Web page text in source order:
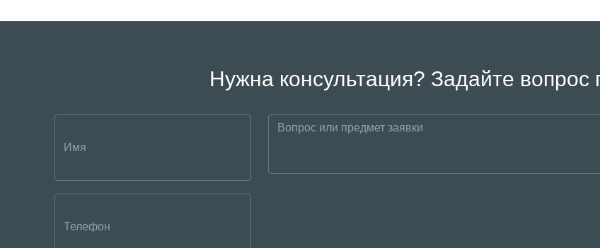
Нужна консультация? Задайте вопрос